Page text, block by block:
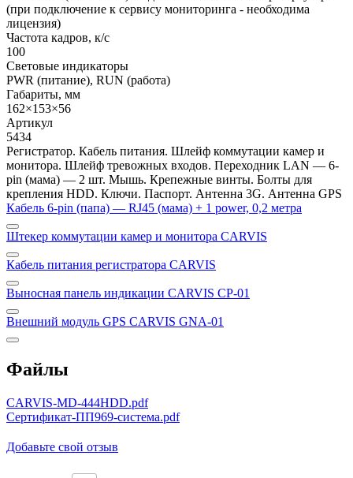
(при подключение к сервису мониторинга - необходима
лицензия)
Частота кадров, к/с
100
Световые индикаторы
PWR (питание), RUN (работа)
Габариты, мм
162×153×56
Артикул
5434
Регистратор. Кабель питания. Шлейф коммутации камер и
монитора. Шлейф тревожных входов. Переходник LAN — 6-
pin (мама) — 2 шт. Мышь. Крепежные винты. Болты для
крепления HDD. Ключи. Паспорт. Антенна 3G. Антенна GPS
Кабель 6-pin (папа) — RJ45 (мама) + 1 power, 0,2 метра
Штекер коммутации камер и монитора CARVIS
Кабель питания регистратора CARVIS
Выносная панель индикации CARVIS CP-01
Внешний модуль GPS CARVIS GNA-01
Файлы
CARVIS-MD-444HDD.pdf
Сертификат-ПП969-система.pdf
Добавьте свой отзыв